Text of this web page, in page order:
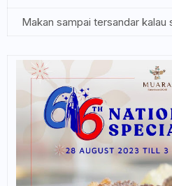
Makan sampai tersandar kalau